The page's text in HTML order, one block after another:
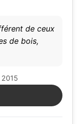
de ceux
de bois,
2015